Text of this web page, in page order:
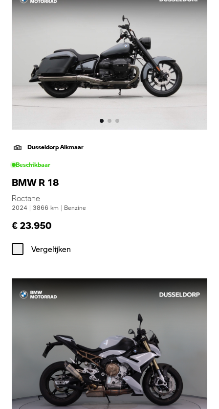
Dusseldorp Alkmaar
Beschikbaar
BMW R 18
Roctane
2024 | 3866 km | Benzine
€ 23.950
Vergelijken